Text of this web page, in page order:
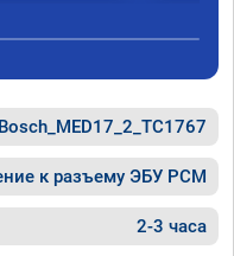
👍
Bosch_MED17_2_TC1767
к разъему ЭБУ PCM
2-3 часа